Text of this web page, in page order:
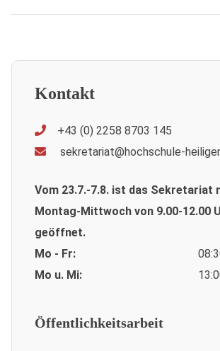
Kontakt
+43 (0) 2258 8703 145
sekretariat@hochschule-
Vom 23.7.-7.8. ist das Sekretariat
Montag-Mittwoch von 9.00-12.00
geöffnet.
Mo - Fr:
Mo u. Mi:
Öffentlichkeitsarbeit